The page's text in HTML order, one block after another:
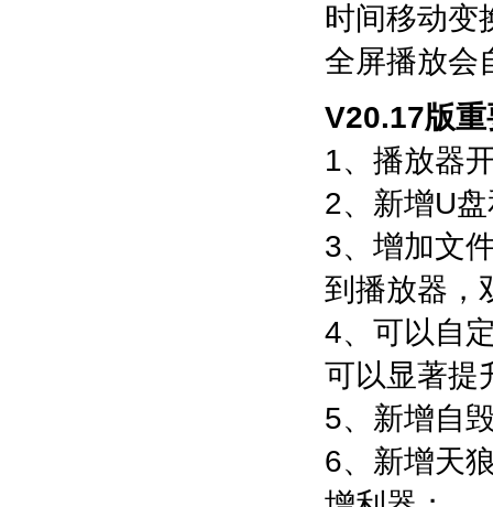
时间移动变
全屏播放会
V20.17版
1、播放器
2、新增U
3、增加文
到播放器，
4、可以自
可以显著提
5、新增自
6、新增天